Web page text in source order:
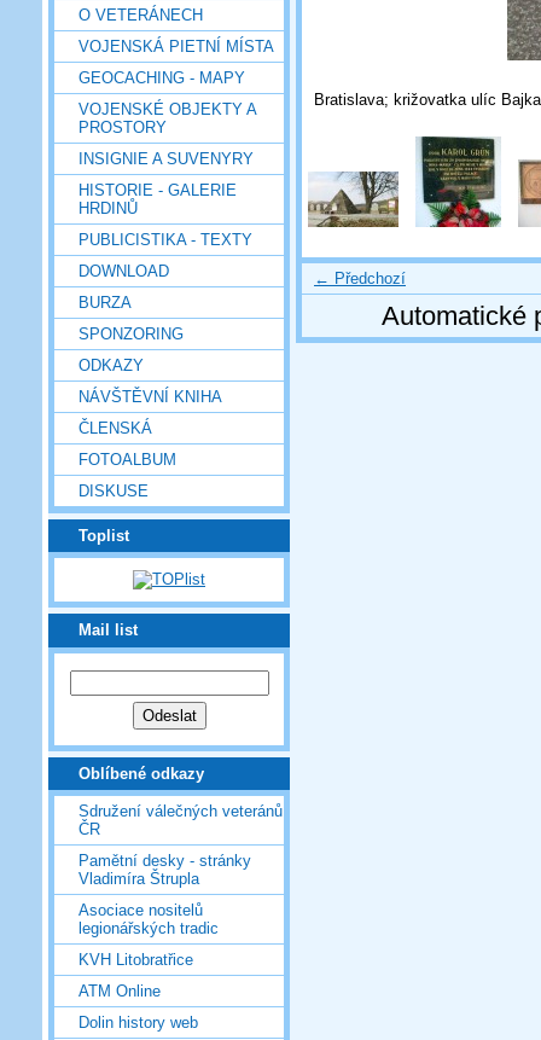
O VETERÁNECH
VOJENSKÁ PIETNÍ MÍSTA
GEOCACHING - MAPY
VOJENSKÉ OBJEKTY A
PROSTORY
INSIGNIE A SUVENYRY
HISTORIE - GALERIE
HRDINŮ
PUBLICISTIKA - TEXTY
DOWNLOAD
BURZA
SPONZORING
ODKAZY
NÁVŠTĚVNÍ KNIHA
ČLENSKÁ
FOTOALBUM
DISKUSE
Toplist
Mail list
Oblíbené odkazy
Sdružení válečných veteránů
ČR
Pamětní desky - stránky
Vladimíra Štrupla
Asociace nositelů
legionářských tradic
KVH Litobratřice
ATM Online
Dolin history web
Bratislava; križovatka ulíc
← Předchozí
Automatické